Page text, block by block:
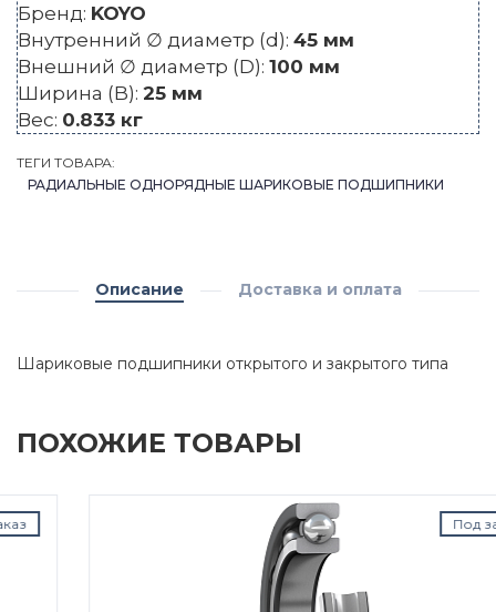
Бренд: KOYO
Внутренний ∅ диаметр (d): 45 мм
Внешний ∅ диаметр (D): 100 мм
Ширина (B): 25 мм
Вес: 0.833 кг
ТЕГИ ТОВАРА:
РАДИАЛЬНЫЕ ОДНОРЯДНЫЕ ШАРИКОВЫЕ ПОДШИПНИКИ
Описание Доставка и оплата
Шариковые подшипники открытого и закрытого типа
ПОХОЖИЕ ТОВАРЫ